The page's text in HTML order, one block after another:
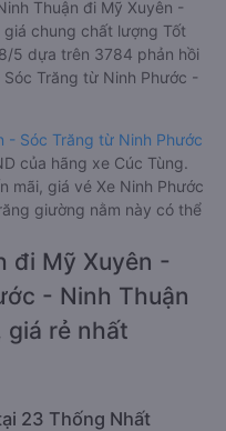
Thuận đi Mỹ Xuyên -
chung chất lượng Tốt
5 dựa trên 3784 phản hồi
Trăng từ Ninh Phước -
- Sóc Trăng từ Ninh Phước
của hãng xe Cúc Tùng.
mãi, giá vé Xe Ninh Phước
giường nằm này có thể
đi Mỹ Xuyên -
- Ninh Thuận
rẻ nhất
23 Thống Nhất